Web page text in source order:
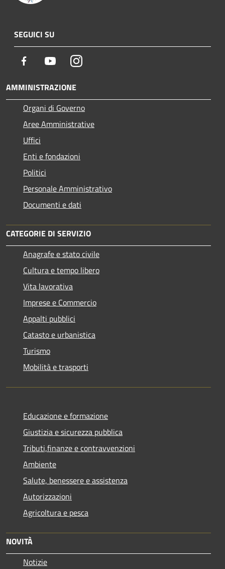
SEGUICI SU
Facebook YoutubeInstagram
AMMINISTRAZIONE
Organi di Governo
Aree Amministrative
Uffici
Enti e fondazioni
Politici
Personale Amministrativo
Documenti e dati
CATEGORIE DI SERVIZIO
Anagrafe e stato civile
Cultura e tempo libero
Vita lavorativa
Imprese e Commercio
Appalti pubblici
Catasto e urbanistica
Turismo
Mobilità e trasporti
Educazione e formazione
Giustizia e sicurezza pubblica
Tributi,finanze e contravvenzioni
Ambiente
Salute, benessere e assistenza
Autorizzazioni
Agricoltura e pesca
NOVITÀ
Notizie